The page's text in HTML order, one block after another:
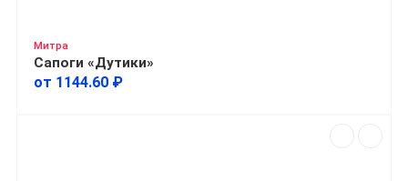
Митра
Сапоги «Дутики»
от 1144.60 ₽